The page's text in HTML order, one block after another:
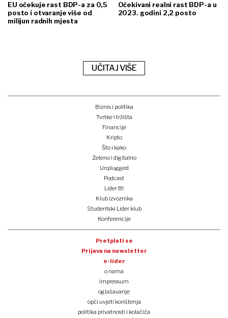
EU očekuje rast BDP-a za 0,5
posto i otvaranje više od
milijun radnih mjesta
Očekivani realni rast BDP-a u
2023. godini 2,2 posto
UČITAJ VIŠE
Biznis i politika
Tvrtke i tržišta
Financije
Kripto
Što i kako
Zeleno i digitalno
Unplugged
Podcast
Lider BI
Klub izvoznika
Studentski Lider klub
Konferencije
Pretplati se
Prijava na newsletter
e-lider
o nama
impressum
oglašavanje
opći uvjeti korištenja
politika privatnosti i kolačića